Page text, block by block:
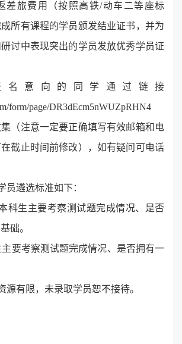
差旅费用（按照高铁/动车二等座标
所有课程的学员颁发结业证书，并为
讨中表现突出的学员发放优秀学员证
名意向的同学通过链接
form/page/DR3dEcm5nWUZpRHN4
（注意一定要正确填写有效邮箱和电
截止时间前修改），如有疑问可电话
员遴选标准如下：
科生主要考察测试题完成情况、是否
础。
要考察测试题完成情况、是否拥有一
源有限，未录取学员恕不接待。